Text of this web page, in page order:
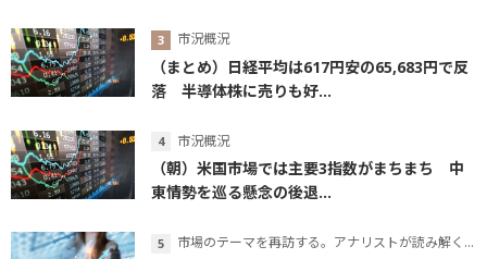
市況概況
（まとめ）日経平均は617円安の65,683円で反
落 半導体株に売りも好...
市況概況
（朝）米国市場では主要3指数がまちまち 中
東情勢を巡る懸念の後退...
市場のテーマを再訪する。アナリストが読み解くテーマの本質